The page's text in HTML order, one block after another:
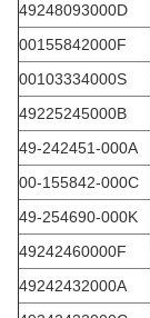
49248093000D
00155842000F
00103334000S
49225245000B
49-242451-000A
00-155842-000C
49-254690-000K
49242460000F
49242432000A